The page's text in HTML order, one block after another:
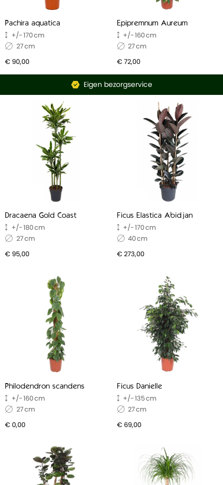
Pachira aquatica
170
27
€ 90,00
Epipremnum Aureum
160
27
€ 72,00
Eigen bezorgservice
Dracaena Gold Coast
180
27
€ 95,00
Ficus Elastica Abidjan
170
40
€ 273,00
Philodendron scandens
160
27
€ 0,00
Ficus Danielle
135
27
€ 69,00